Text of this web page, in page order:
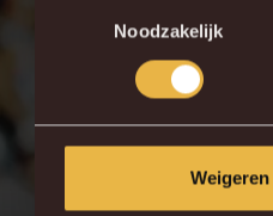
Noodzakelijk
Weigeren